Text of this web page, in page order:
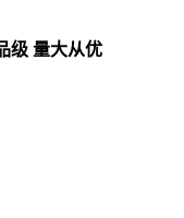
级 量大从优